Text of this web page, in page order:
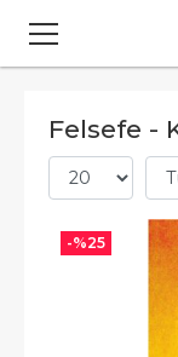
Felsefe -
-%25